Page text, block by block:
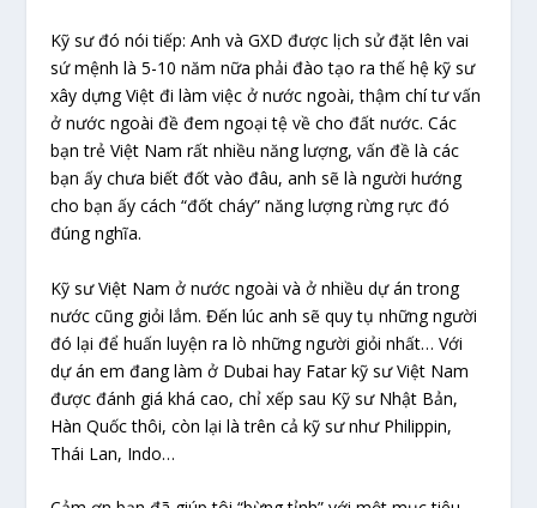
Kỹ sư đó nói tiếp: Anh và GXD được lịch sử đặt lên vai
sứ mệnh là 5-10 năm nữa phải đào tạo ra thế hệ kỹ sư
xây dựng Việt đi làm việc ở nước ngoài, thậm chí tư vấn
ở nước ngoài đề đem ngoại tệ về cho đất nước. Các
bạn trẻ Việt Nam rất nhiều năng lượng, vấn đề là các
bạn ấy chưa biết đốt vào đâu, anh sẽ là người hướng
cho bạn ấy cách “đốt cháy” năng lượng rừng rực đó
đúng nghĩa.
Kỹ sư Việt Nam ở nước ngoài và ở nhiều dự án trong
nước cũng giỏi lắm. Đến lúc anh sẽ quy tụ những người
đó lại để huấn luyện ra lò những người giỏi nhất… Với
dự án em đang làm ở Dubai hay Fatar kỹ sư Việt Nam
được đánh giá khá cao, chỉ xếp sau Kỹ sư Nhật Bản,
Hàn Quốc thôi, còn lại là trên cả kỹ sư như Philippin,
Thái Lan, Indo…